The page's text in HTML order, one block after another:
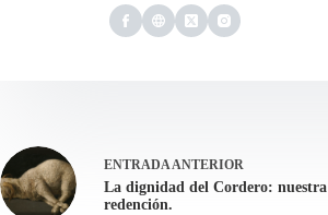
ENTRADAANTERIOR
La dignidad del Cordero: nuestra
redención.